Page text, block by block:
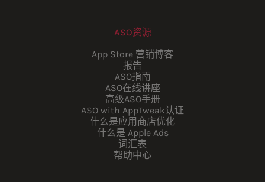
ASO资源
App Store 营销博客
报告
ASO指南
ASO在线讲座
高级ASO手册
ASO with AppTweak认证
什么是应用商店优化
什么是 Apple Ads
词汇表
帮助中心